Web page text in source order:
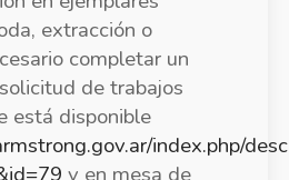
extracción o
completar un
de trabajos
está disponible
index.php/
y en mesa de